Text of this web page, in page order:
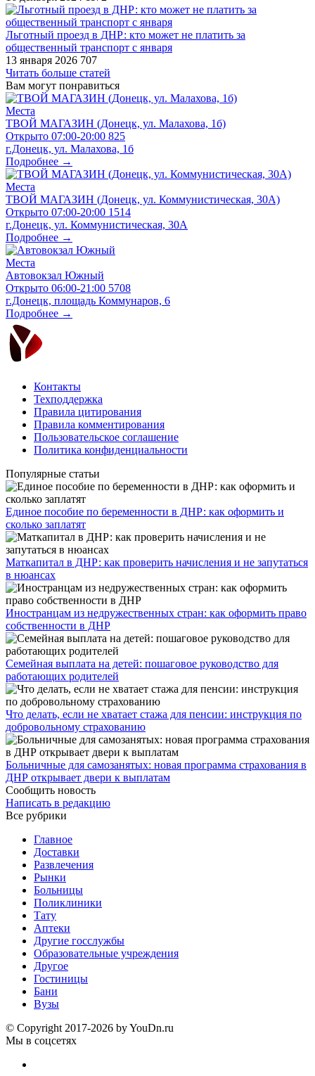
Льготный проезд в ДНР: кто может не платить за
общественный транспорт с января
13 января 2026 707
Читать больше статей
Вам могут понравиться
Места
ТВОЙ МАГАЗИН (Донецк, ул. Малахова, 1б)
Открыто 07:00-20:00 825
г.Донецк, ул. Малахова, 1б
Подробнее →
Места
ТВОЙ МАГАЗИН (Донецк, ул. Коммунистическая, 30А)
Открыто 07:00-20:00 1514
г.Донецк, ул. Коммунистическая, 30А
Подробнее →
Места
Автовокзал Южный
Открыто 06:00-21:00 5708
г.Донецк, площадь Коммунаров, 6
Подробнее →
Контакты
Техподдержка
Правила цитирования
Правила комментирования
Пользовательское соглашение
Политика конфиденциальности
Популярные статьи
Единое пособие по беременности в ДНР: как оформить и
сколько заплатят
​Маткапитал в ДНР: как проверить начисления и не запутаться
в нюансах
Иностранцам из недружественных стран: как оформить право
собственности в ДНР
Семейная выплата на детей: пошаговое руководство для
работающих родителей
Что делать, если не хватает стажа для пенсии: инструкция по
добровольному страхованию
Больничные для самозанятых: новая программа страхования в
ДНР открывает двери к выплатам
Сообщить новость
Написать в редакцию
Все рубрики
Главное
Доставки
Развлечения
Рынки
Больницы
Поликлиники
Тату
Аптеки
Другие госслужбы
Образовательные учреждения
Другое
Гостиницы
Бани
Вузы
© Copyright 2017-2026 by YouDn.ru
Мы в соцсетях